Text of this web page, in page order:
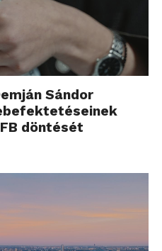
Sándor
döntését